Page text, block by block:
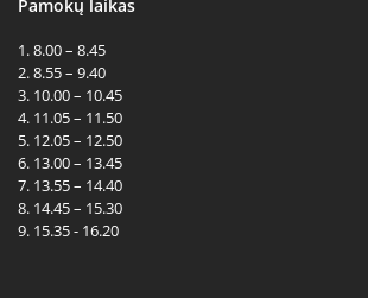
Pamokų laikas
1. 8.00 – 8.45
2. 8.55 – 9.40
3. 10.00 – 10.45
4. 11.05 – 11.50
5. 12.05 – 12.50
6. 13.00 – 13.45
7. 13.55 – 14.40
8. 14.45 – 15.30
9. 15.35 - 16.20